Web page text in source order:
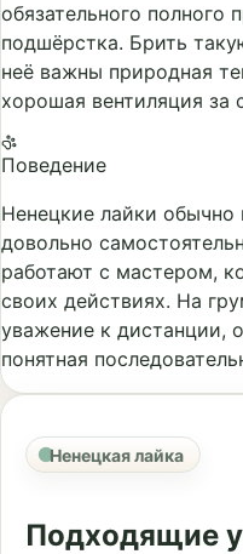
обязательного полного
подшёрстка. Брить
неё важны природная
хорошая вентиляция за
Поведение
Ненецкие лайки
довольно
работают с мастером,
своих действиях. На
уважение к дистанции,
понятная
Ненецкая лайка
Подходящие